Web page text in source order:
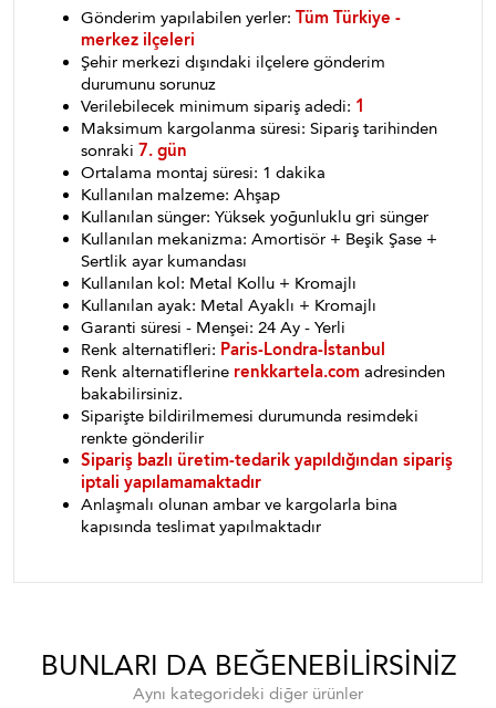
Gönderim yapılabilen yerler: Tüm Türkiye -
merkez ilçeleri
Şehir merkezi dışındaki ilçelere gönderim
durumunu sorunuz
Verilebilecek minimum sipariş adedi: 1
Maksimum kargolanma süresi: Sipariş tarihinden
sonraki 7. gün
Ortalama montaj süresi: 1 dakika
Kullanılan malzeme: Ahşap
Kullanılan sünger: Yüksek yoğunluklu gri sünger
Kullanılan mekanizma: Amortisör + Beşik Şase +
Sertlik ayar kumandası
Kullanılan kol: Metal Kollu + Kromajlı
Kullanılan ayak: Metal Ayaklı + Kromajlı
Garanti süresi - Menşei: 24 Ay - Yerli
Renk alternatifleri: Paris-Londra-İstanbul
Renk alternatiflerine renkkartela.com adresinden
bakabilirsiniz.
Siparişte bildirilmemesi durumunda resimdeki
renkte gönderilir
Sipariş bazlı üretim-tedarik yapıldığından sipariş
iptali yapılamamaktadır
Anlaşmalı olunan ambar ve kargolarla bina
kapısında teslimat yapılmaktadır
BUNLARI DA BEĞENEBILIRSINIZ
Aynı kategorideki diğer ürünler